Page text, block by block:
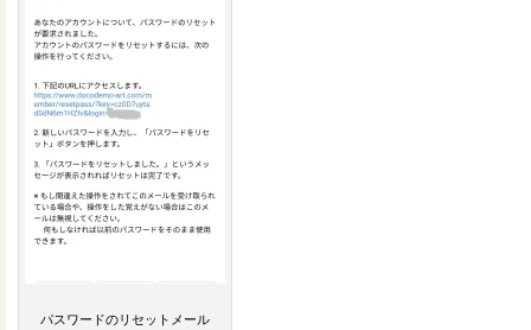
パスワードのリセットメール